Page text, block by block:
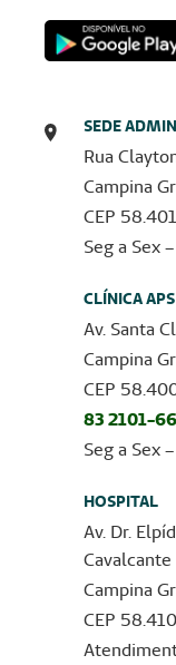
SEDE
Rua
Campina
CEP
Seg a Sex
CLÍNICA APS
Av. Santa
Campina
CEP
83 2101-
Seg a Sex
HOSPITAL
Av. Dr.
Cavalcante
Campina
CEP